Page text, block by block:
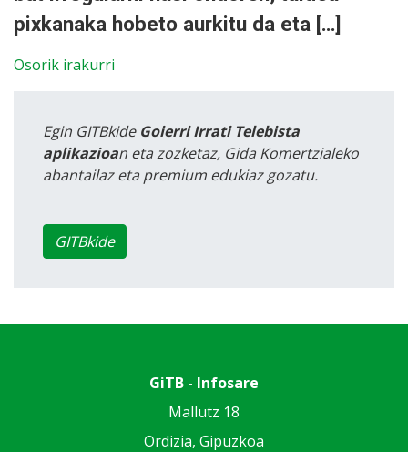
pixkanaka hobeto aurkitu da eta […]
Osorik irakurri
Egin GITBkide Goierri Irrati Telebista
aplikazioan eta zozketaz, Gida Komertzialeko
abantailaz eta premium edukiaz gozatu.
GITBkide
GiTB - Infosare
Mallutz 18
Ordizia, Gipuzkoa